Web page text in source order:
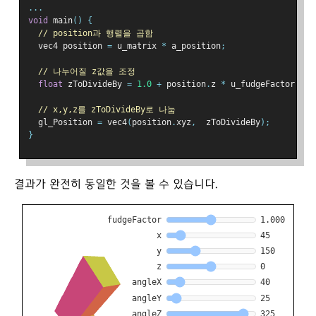
...
void
main()
{
// position과 행렬을 곱함
  vec4 position
= u_matrix * a_position;
// 나누어질 z값을 조정
float zToDivideBy = 1.0 + position. z * u_fudgeFactor
// x,y,z를 zToDivideBy로 나눔
  gl_Position
= vec4( position. xyz ,
  zToDivideBy
);
}
결과가 완전히 동일한 것을 볼 수 있습니다.